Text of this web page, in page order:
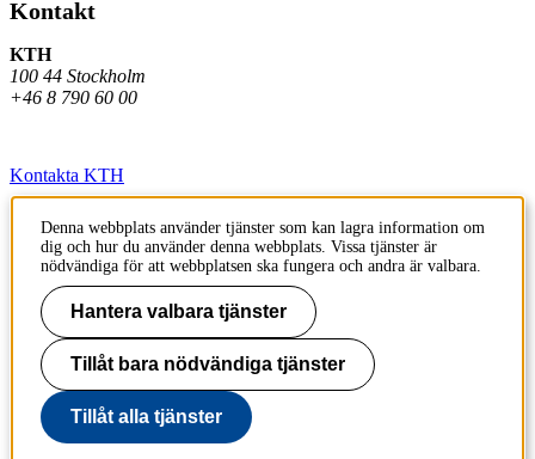
Kontakt
KTH
100 44 Stockholm
+46 8 790 60 00
Kontakta KTH
Jobba på KTH
Press och media
Faktura och betalning KTH
Om KTH:s webbplatser
Tillgänglighetsredogörelse
Denna webbplats använder tjänster som kan lagra information om
dig och hur du använder denna webbplats. Vissa tjänster är
nödvändiga för att webbplatsen ska fungera och andra är valbara.
Hantera valbara tjänster
Tillåt bara nödvändiga tjänster
Tillåt alla tjänster